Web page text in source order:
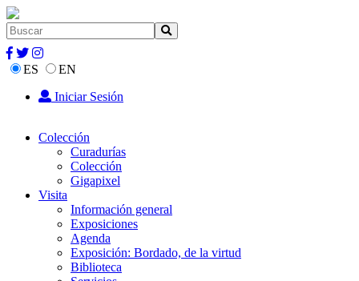
ES
EN
Iniciar Sesión
Colección
Curadurías
Colección
Gigapixel
Visita
Información general
Exposiciones
Agenda
Exposición: Bordado, de la virtud
Biblioteca